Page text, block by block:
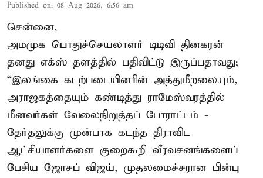
Published on: 08 Aug 2026, 6:56 am
சென்னை,
அமமுக பொதுச்செயலாளர் டிடிவி தினகரன்
தனது எக்ஸ் தளத்தில் பதிவிட்டு இருப்பதாவது;
“இலங்கை கடற்படையினரின் அத்துமீறலையும்,
அராஜகத்தையும் கண்டித்து ராமேஸ்வரத்தில்
மீனவர்கள் வேலைநிறுத்தப் போராட்டம் -
தேர்தலுக்கு முன்பாக கடந்த திராவிட
ஆட்சியாளர்களை குறைகூறி வீரவசனங்களைப்
பேசிய ஜோசப் விஜய், முதலமைச்சரான பின்பு